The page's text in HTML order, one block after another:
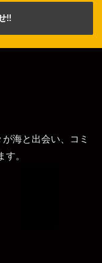
!!
海と出会い、コミ
す。